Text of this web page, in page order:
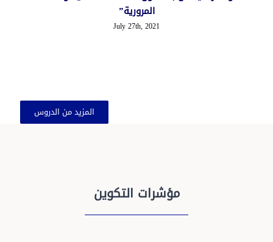
المرورية”
July 27th, 2021
المزيد من الدروس
مؤشرات التكوين